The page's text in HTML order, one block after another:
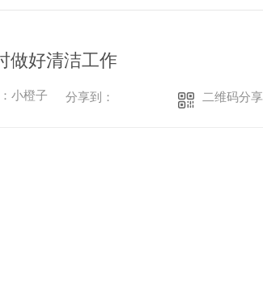
做好清洁工作
小橙子 分享到： 二维码分享